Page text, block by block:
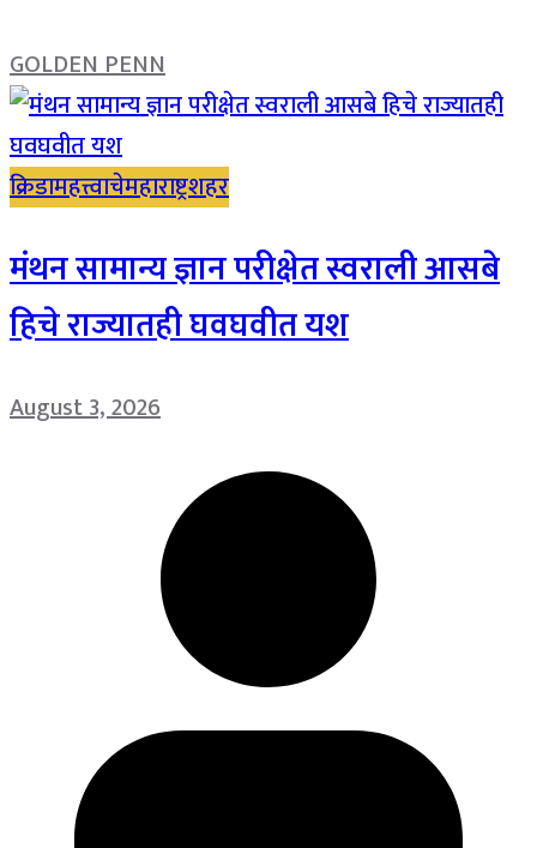
GOLDEN PENN
क्रिडामहत्त्वाचेमहाराष्ट्रशहर
मंथन सामान्य ज्ञान परीक्षेत स्वराली आसबे
हिचे राज्यातही घवघवीत यश
August 3, 2026